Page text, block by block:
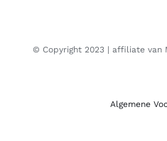
© Copyright 2023 | affiliate van
Algemene